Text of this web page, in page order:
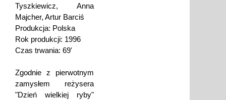
Tyszkiewicz, Anna
Majcher, Artur Barciś
Produkcja: Polska
Rok produkcji: 1996
Czas trwania: 69'
Zgodnie z pierwotnym
zamysłem reżysera
"Dzień wielkiej ryby"